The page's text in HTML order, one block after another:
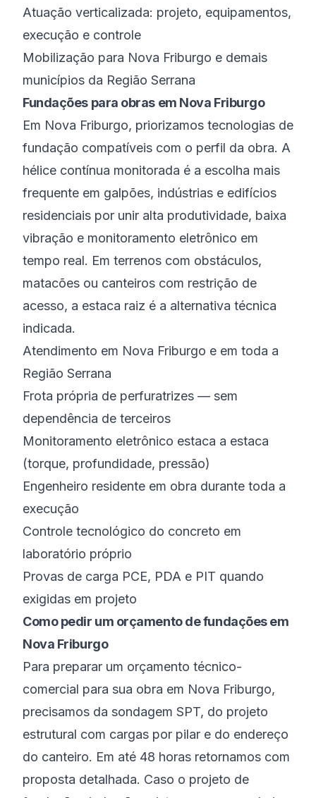
Atuação verticalizada: projeto, equipamentos,
execução e controle
Mobilização para Nova Friburgo e demais
municípios da Região Serrana
Fundações para obras em Nova Friburgo
Em Nova Friburgo, priorizamos tecnologias de
fundação compatíveis com o perfil da obra. A
hélice contínua monitorada é a escolha mais
frequente em galpões, indústrias e edifícios
residenciais por unir alta produtividade, baixa
vibração e monitoramento eletrônico em
tempo real. Em terrenos com obstáculos,
matacões ou canteiros com restrição de
acesso, a estaca raiz é a alternativa técnica
indicada.
Atendimento em Nova Friburgo e em toda a
Região Serrana
Frota própria de perfuratrizes — sem
dependência de terceiros
Monitoramento eletrônico estaca a estaca
(torque, profundidade, pressão)
Engenheiro residente em obra durante toda a
execução
Controle tecnológico do concreto em
laboratório próprio
Provas de carga PCE, PDA e PIT quando
exigidas em projeto
Como pedir um orçamento de fundações em
Nova Friburgo
Para preparar um orçamento técnico-
comercial para sua obra em Nova Friburgo,
precisamos da sondagem SPT, do projeto
estrutural com cargas por pilar e do endereço
do canteiro. Em até 48 horas retornamos com
proposta detalhada. Caso o projeto de